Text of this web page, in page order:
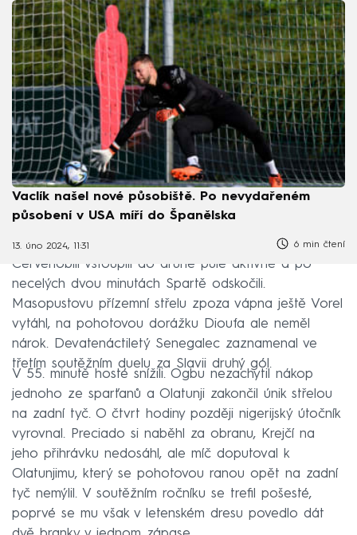
Vaclík našel nové působiště. Po nevydařeném
působení v USA míří do Španělska
13. úno 2024, 11:31 6 min čtení
Červenobílí vstoupili do druhé půle aktivně a po
necelých dvou minutách Spartě odskočili.
Masopustovu přízemní střelu zpoza vápna ještě Vorel
vytáhl, na pohotovou dorážku Dioufa ale neměl
nárok. Devatenáctiletý Senegalec zaznamenal ve
třetím soutěžním duelu za Slavii druhý gól.
V 55. minutě hosté snížili. Ogbu nezachytil nákop
jednoho ze sparťanů a Olatunji zakončil únik střelou
na zadní tyč. O čtvrt hodiny později nigerijský útočník
vyrovnal. Preciado si naběhl za obranu, Krejčí na
jeho přihrávku nedosáhl, ale míč doputoval k
Olatunjimu, který se pohotovou ranou opět na zadní
tyč nemýlil. V soutěžním ročníku se trefil pošesté,
poprvé se mu však v letenském dresu povedlo dát